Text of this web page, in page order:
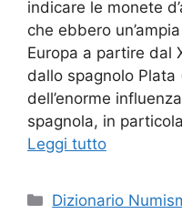
indicare le monete
che ebbero
Europa a partire dal
dallo spagnolo
dell’enorme
spagnola, in
Leggi tutto
Categorie
Dizionario